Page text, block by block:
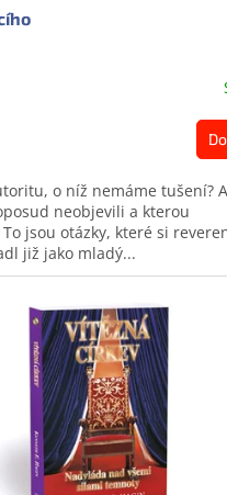
o níž nemáme tušení?
neobjevili a kterou
jsou otázky, které si
již jako mladý...